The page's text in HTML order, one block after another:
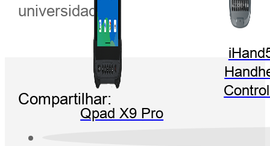
Qpad X9 Pro
universidades.
Compartilhar: